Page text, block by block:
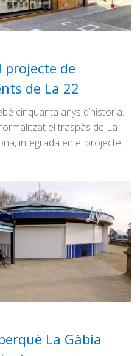
projecte de
de La 22
cinquanta anys d’història.
el traspàs de La
integrada en el projecte…
La Gàbia